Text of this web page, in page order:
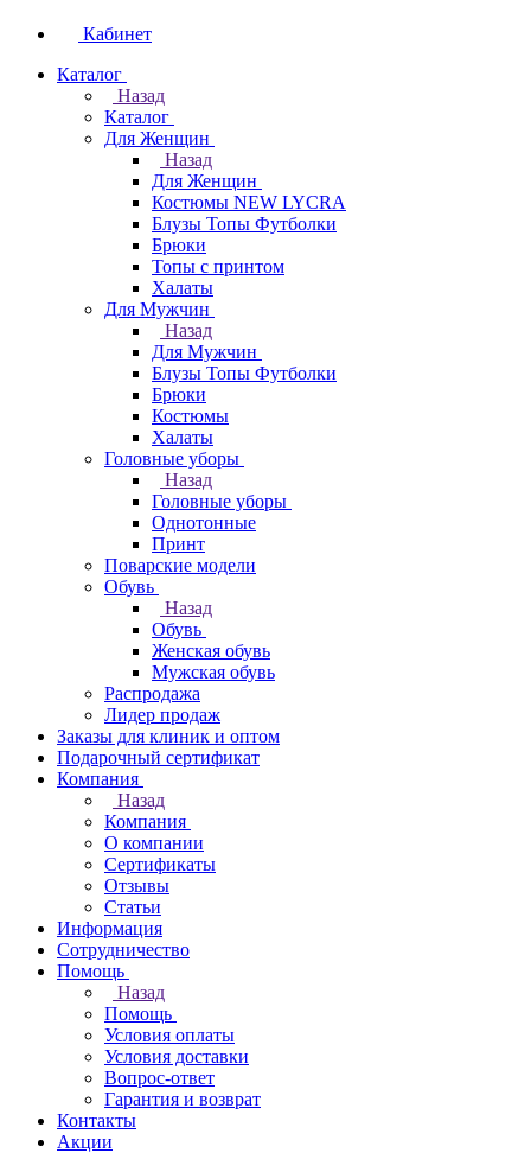
Кабинет
Каталог
Назад
Каталог
Для Женщин
Назад
Для Женщин
Костюмы NEW LYCRA
Блузы Топы Футболки
Брюки
Топы с принтом
Халаты
Для Мужчин
Назад
Для Мужчин
Блузы Топы Футболки
Брюки
Костюмы
Халаты
Головные уборы
Назад
Головные уборы
Однотонные
Принт
Поварские модели
Обувь
Назад
Обувь
Женская обувь
Мужская обувь
Распродажа
Лидер продаж
Заказы для клиник и оптом
Подарочный сертификат
Компания
Назад
Компания
О компании
Сертификаты
Отзывы
Статьи
Информация
Сотрудничество
Помощь
Назад
Помощь
Условия оплаты
Условия доставки
Вопрос-ответ
Гарантия и возврат
Контакты
Акции